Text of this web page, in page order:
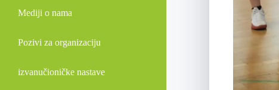
Mediji o nama
Pozivi za organizaciju
izvanučioničke nastave